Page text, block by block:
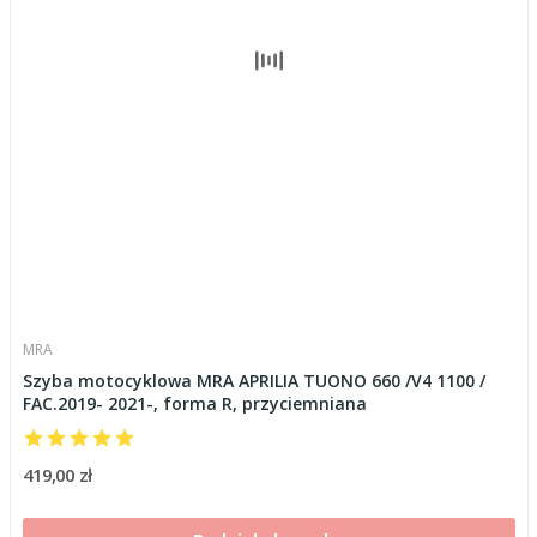
MRA
Szyba motocyklowa MRA APRILIA TUONO 660 /V4 1100 /
FAC.2019- 2021-, forma R, przyciemniana
419,00 zł